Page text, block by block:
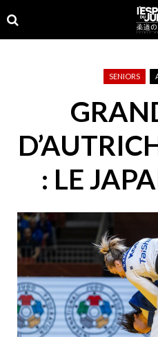
to
navigation
to
content
SENIORS
: LE